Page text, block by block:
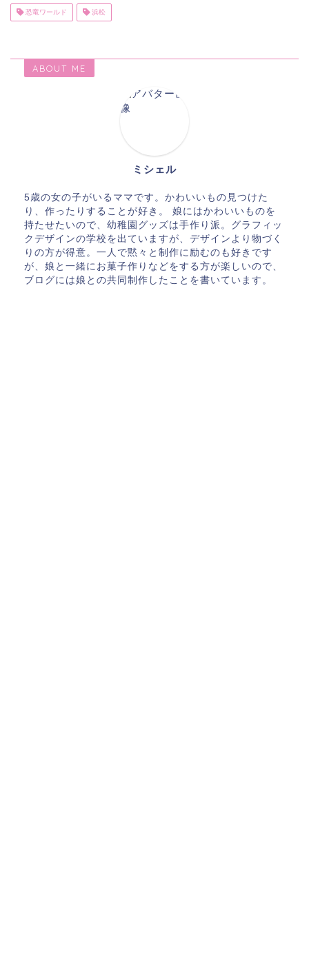
恐竜ワールド 浜松
ABOUT ME
ミシェル
5歳の女の子がいるママです。かわいいもの見つけた
り、作ったりすることが好き。 娘にはかわいいものを
持たせたいので、幼稚園グッズは手作り派。グラフィッ
クデザインの学校を出ていますが、デザインより物づく
りの方が得意。一人で黙々と制作に励むのも好きです
が、娘と一緒にお菓子作りなどをする方が楽しいので、
ブログには娘との共同制作したことを書いています。